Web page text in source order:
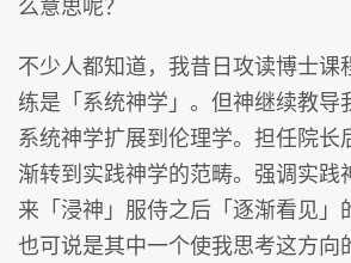
么意思呢？
不少人都知道，我昔日攻读博士课
练是「系统神学」。但神继续教导
系统神学扩展到伦理学。担任院长
渐转到实践神学的范畴。强调实践
来「浸神」服侍之后「逐渐看见」
也可说是其中一个使我思考这方向